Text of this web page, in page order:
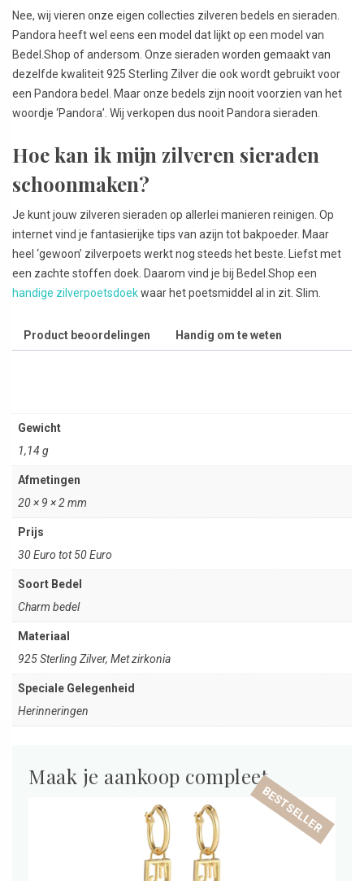
Nee, wij vieren onze eigen collecties zilveren bedels en sieraden.
Pandora heeft wel eens een model dat lijkt op een model van
Bedel.Shop of andersom. Onze sieraden worden gemaakt van
dezelfde kwaliteit 925 Sterling Zilver die ook wordt gebruikt voor
een Pandora bedel. Maar onze bedels zijn nooit voorzien van het
woordje ‘Pandora’. Wij verkopen dus nooit Pandora sieraden.
Hoe kan ik mijn zilveren sieraden
schoonmaken?
Je kunt jouw zilveren sieraden op allerlei manieren reinigen. Op
internet vind je fantasierijke tips van azijn tot bakpoeder. Maar
heel ‘gewoon’ zilverpoets werkt nog steeds het beste. Liefst met
een zachte stoffen doek. Daarom vind je bij Bedel.Shop een
handige zilverpoetsdoekwaar het poetsmiddel al in zit. Slim.
Product beoordelingen Handig om te weten
Gewicht
1,14 g
Afmetingen
20 × 9 × 2 mm
Prijs
30 Euro tot 50 Euro
Soort Bedel
Charm bedel
Materiaal
925 Sterling Zilver, Met zirkonia
Speciale Gelegenheid
Herinneringen
Maak je aankoop compleet
BESTSELLER